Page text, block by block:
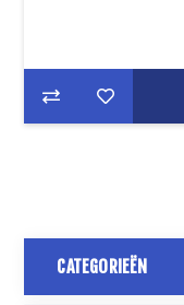
CATEGORIEËN